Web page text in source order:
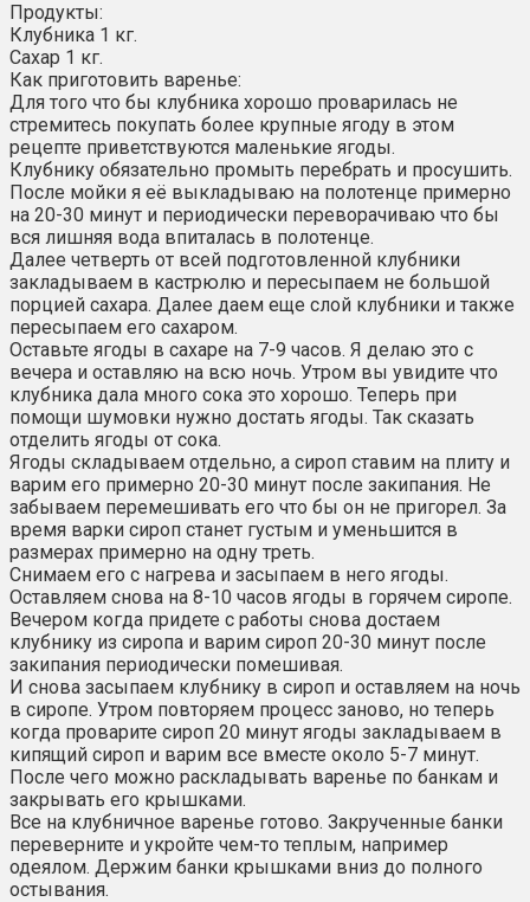
Продукты:
Клубника 1 кг.
Сахар 1 кг.
Как приготовить варенье:
Для того что бы клубника хорошо проварилась не
стремитесь покупать более крупные ягоду в этом
рецепте приветствуются маленькие ягоды.
Клубнику обязательно промыть перебрать и просушить.
После мойки я её выкладываю на полотенце примерно
на 20-30 минут и периодически переворачиваю что бы
вся лишняя вода впиталась в полотенце.
Далее четверть от всей подготовленной клубники
закладываем в кастрюлю и пересыпаем не большой
порцией сахара. Далее даем еще слой клубники и также
пересыпаем его сахаром.
Оставьте ягоды в сахаре на 7-9 часов. Я делаю это с
вечера и оставляю на всю ночь. Утром вы увидите что
клубника дала много сока это хорошо. Теперь при
помощи шумовки нужно достать ягоды. Так сказать
отделить ягоды от сока.
Ягоды складываем отдельно, а сироп ставим на плиту и
варим его примерно 20-30 минут после закипания. Не
забываем перемешивать его что бы он не пригорел. За
время варки сироп станет густым и уменьшится в
размерах примерно на одну треть.
Снимаем его с нагрева и засыпаем в него ягоды.
Оставляем снова на 8-10 часов ягоды в горячем сиропе.
Вечером когда придете с работы снова достаем
клубнику из сиропа и варим сироп 20-30 минут после
закипания периодически помешивая.
И снова засыпаем клубнику в сироп и оставляем на ночь
в сиропе. Утром повторяем процесс заново, но теперь
когда проварите сироп 20 минут ягоды закладываем в
кипящий сироп и варим все вместе около 5-7 минут.
После чего можно раскладывать варенье по банкам и
закрывать его крышками.
Все на клубничное варенье готово. Закрученные банки
переверните и укройте чем-то теплым, например
одеялом. Держим банки крышками вниз до полного
остывания.